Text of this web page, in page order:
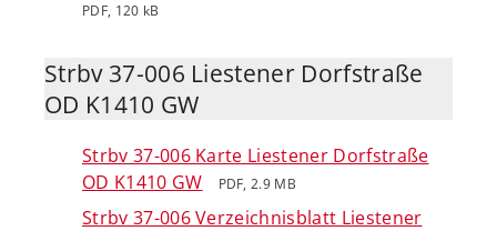
PDF, 120 kB
Strbv 37-006 Liestener Dorfstraße
OD K1410 GW
Strbv 37-006 Karte Liestener Dorfstraße
OD K1410 GW
PDF, 2.9 MB
Strbv 37-006 Verzeichnisblatt Liestener